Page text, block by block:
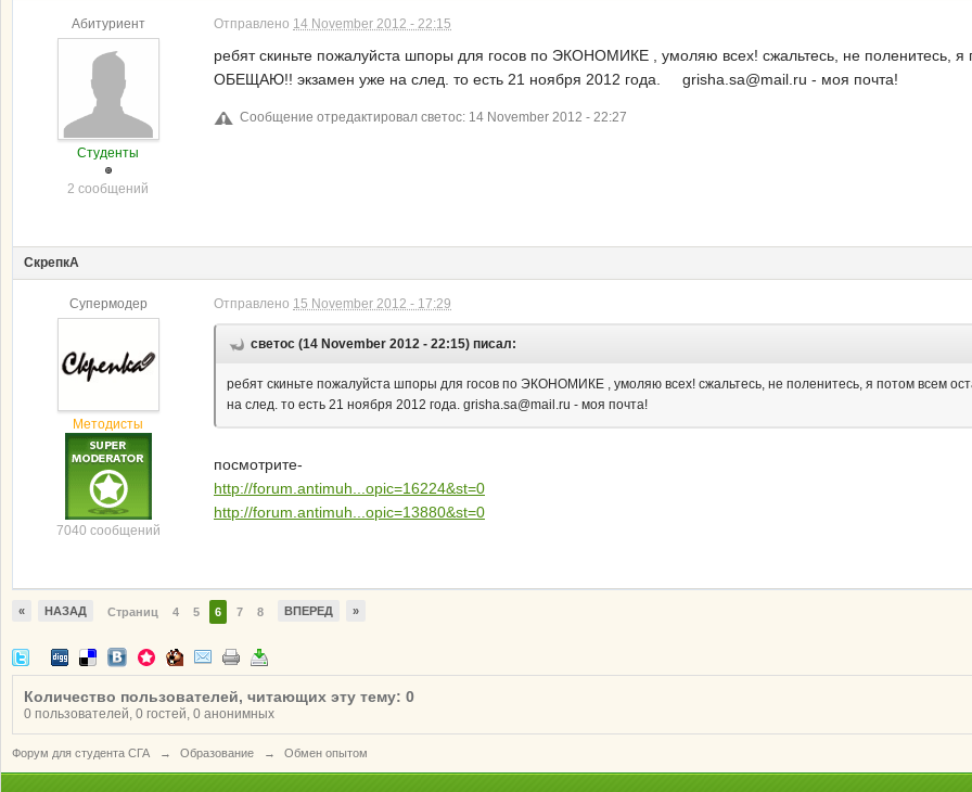
Абитуриент
Студенты
2 сообщений
Отправлено 14 November 2012 - 22:15
ребят скиньте пожалуйста шпоры для госов по ЭКОНОМИКЕ , умоляю всех! сжальтесь, не поленитесь,
ОБЕЩАЮ!! экзамен уже на след. то есть 21 ноября 2012 года. grisha.sa@mail.ru - моя почта!
Сообщение отредактировал светос: 14 November 2012 - 22:27
СкрепкА
Супермодер
Методисты
7040 сообщений
Отправлено 15 November 2012 - 17:29
светос (14 November 2012 - 22:15) писал:
ребят скиньте пожалуйста шпоры для госов по ЭКОНОМИКЕ , умоляю всех! сжальтесь, не поленитесь, я потом
на след. то есть 21 ноября 2012 года. grisha.sa@mail.ru - моя почта!
посмотрите-
http://forum.antimuh...opic=16224&st=0
http://forum.antimuh...opic=13880&st=0
« НАЗАД Страниц 4 5 6 7 8 ВПЕРЕД »
Количество пользователей, читающих эту тему: 0
0 пользователей, 0 гостей, 0 анонимных
Форум для студента СГА → Образование → Обмен опытом